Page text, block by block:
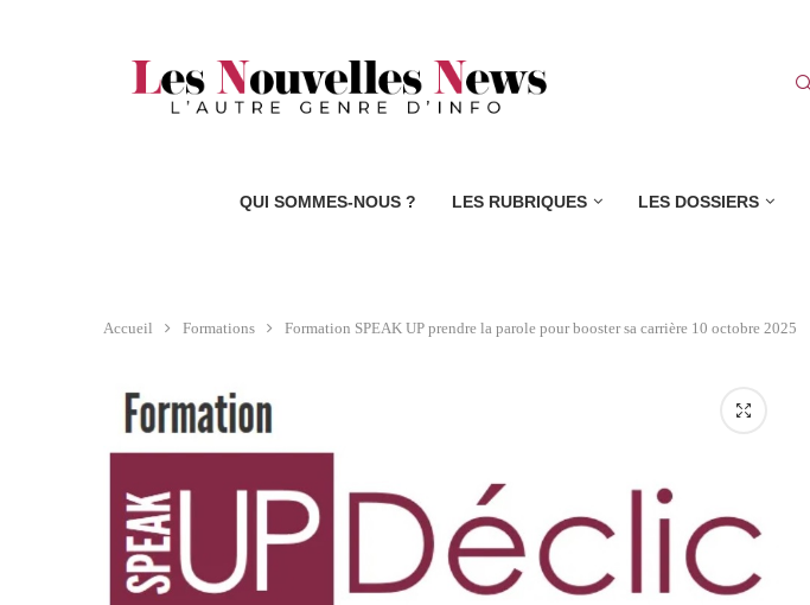
QUI SOMMES-NOUS ? LES RUBRIQUES LES DOSSIERS
Accueil Formations Formation SPEAK UP prendre la parole pour booster sa carrière 10 octobre 2025